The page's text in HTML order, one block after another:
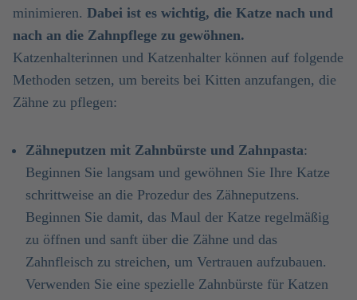
minimieren. Dabei ist es wichtig, die Katze nach und
nach an die Zahnpflege zu gewöhnen.
Katzenhalterinnen und Katzenhalter können auf folgende
Methoden setzen, um bereits bei Kitten anzufangen, die
Zähne zu pflegen:
Zähneputzen mit Zahnbürste und Zahnpasta:
Beginnen Sie langsam und gewöhnen Sie Ihre Katze
schrittweise an die Prozedur des Zähneputzens.
Beginnen Sie damit, das Maul der Katze regelmäßig
zu öffnen und sanft über die Zähne und das
Zahnfleisch zu streichen, um Vertrauen aufzubauen.
Verwenden Sie eine spezielle Zahnbürste für Katzen